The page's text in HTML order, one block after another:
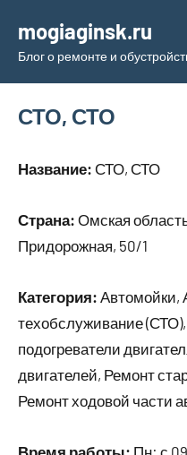
содержимому
mogiaginsk.ru
Блог о ремонте и
СТО, СТО
Название: СТО, СТО
Страна: Омская
Придорожная, 50/1
Категория: Автомойки,
техобслуживание
подогреватели
двигателей, Ремонт
Ремонт ходовой части
Время работы: Пн: с